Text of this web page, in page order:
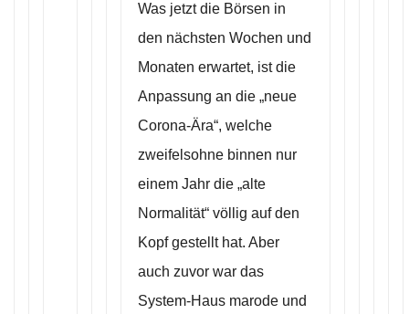
Was jetzt die Börsen in
den nächsten Wochen und
Monaten erwartet, ist die
Anpassung an die „neue
Corona-Ära“, welche
zweifelsohne binnen nur
einem Jahr die „alte
Normalität“ völlig auf den
Kopf gestellt hat. Aber
auch zuvor war das
System-Haus marode und